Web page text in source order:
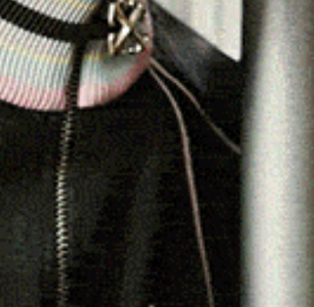
REGIONE
“Salva casa”, Truzzu (FdI): «Sesta
legge impugnata da Governo. La
Giunta Todde vuole stabilire il
record»